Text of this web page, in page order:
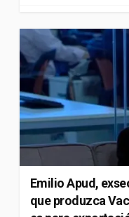
Emilio Apud,
que produzca